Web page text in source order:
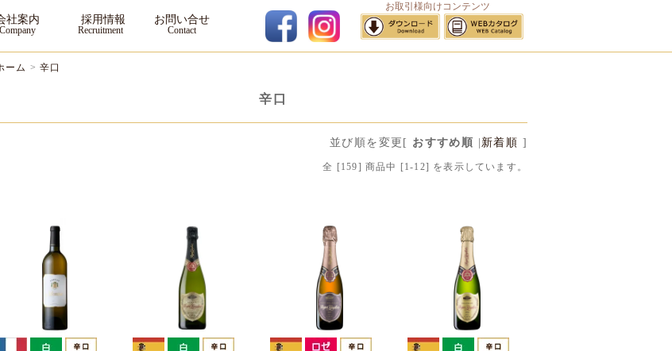
社案内 採用情報 お問い合せ
お取引様向けコンテンツ
ーム >辛口
辛口
並び順を変更 [ おすすめ順 新着順 ]
全 [159] 商品中 [1-12] を表示しています。